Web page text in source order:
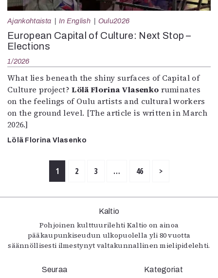
Ajankohtaista In English Oulu2026
European Capital of Culture: Next Stop –
Elections
1/2026
What lies beneath the shiny surfaces of Capital of
Culture project?Lölä Florina Vlasenko ruminates
on the feelings of Oulu artists and cultural workers
on the ground level. [The article is written in March
2026.]
Lölä Florina Vlasenko
1 2 3 … 46 >
Kaltio
Pohjoinen kulttuurilehti Kaltio on ainoa
pääkaupunkiseudun ulkopuolella yli 80 vuotta
säännöllisesti ilmestynyt valtakunnallinen mielipidelehti.
Seuraa Kategoriat